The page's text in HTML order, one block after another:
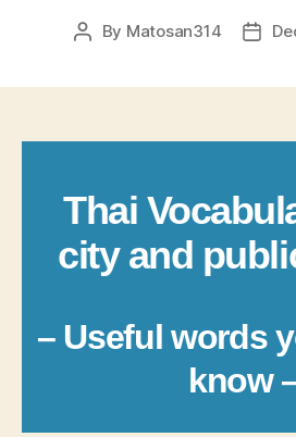
Post
By Matosan314
Post
Thai
city and
– Useful words
know